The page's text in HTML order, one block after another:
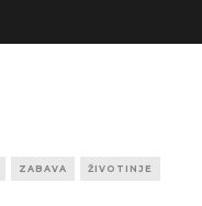
ZABAVA ŽIVOTINJE